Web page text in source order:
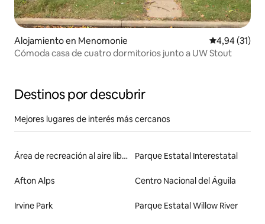
Alojamiento en Menomonie Calificación
4,94 (31)
Cómoda casa de cuatro dormitorios junto a UW Stout
Destinos por descubrir
Mejores lugares de interés más cercanos
Área de recreación al aire libre Trollhaugen Parque Estatal Interestatal
Afton Alps Centro Nacional del Águila
Irvine Park Parque Estatal Willow River